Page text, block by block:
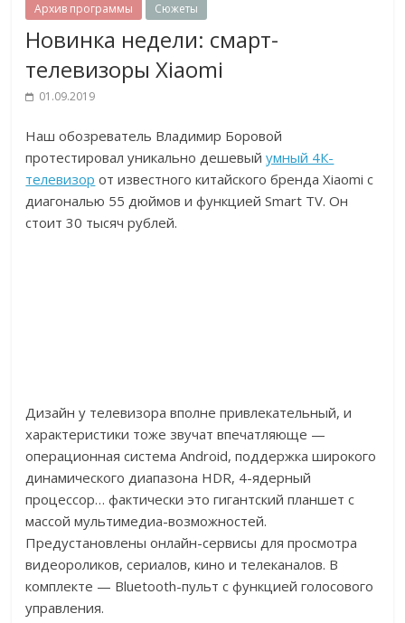
Архив программы Сюжеты
Новинка недели: смарт-
телевизоры Xiaomi
01.09.2019
Наш обозреватель Владимир Боровой
протестировал уникально дешевыйумный 4К-
телевизор от известного китайского бренда Xiaomi с
диагональю 55 дюймов и функцией Smart TV. Он
стоит 30 тысяч рублей.
Дизайн у телевизора вполне привлекательный, и
характеристики тоже звучат впечатляюще —
операционная система Android, поддержка широкого
динамического диапазона HDR, 4-ядерный
процессор… фактически это гигантский планшет с
массой мультимедиа-возможностей.
Предустановлены онлайн-сервисы для просмотра
видеороликов, сериалов, кино и телеканалов. В
комплекте — Bluetooth-пульт с функцией голосового
управления.